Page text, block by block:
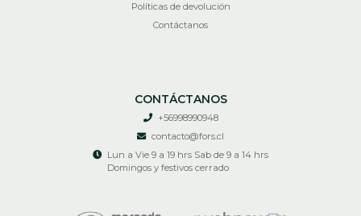
Políticas de devolución
Contáctanos
CONTÁCTANOS
+56998990948
contacto@fors.cl
Lun a Vie 9 a 19 hrs Sab de 9 a 14 hrs
Domingos y festivos cerrado